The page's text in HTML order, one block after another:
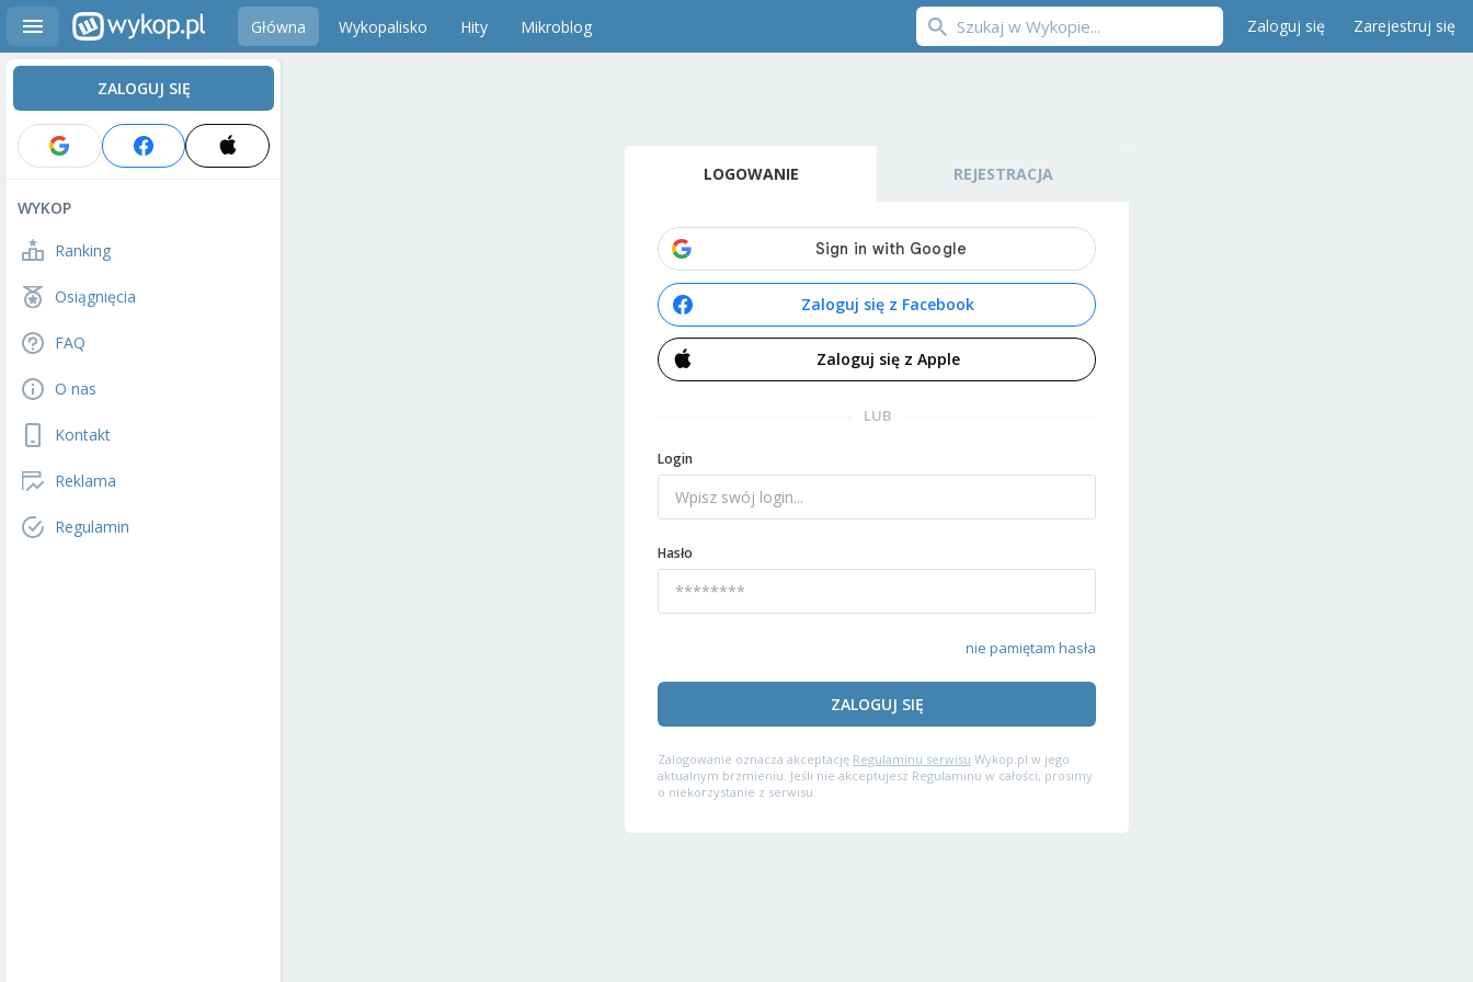
Główna Wykopalisko Hity Mikroblog Zaloguj się Zarejestruj się
ZALOGUJ SIĘ
WYKOP
Ranking
Osiągnięcia
FAQ
O nas
Kontakt
Reklama
Regulamin
LOGOWANIE REJESTRACJA
Zaloguj się z Facebook
Zaloguj się z Apple
LUB
Login
Hasło
nie pamiętam hasła
ZALOGUJ SIĘ
Zalogowanie oznacza akceptację Regulaminu serwisu Wykop.pl w jego
aktualnym brzmieniu. Jeśli nie akceptujesz Regulaminu w całości, prosimy
o niekorzystanie z serwisu.